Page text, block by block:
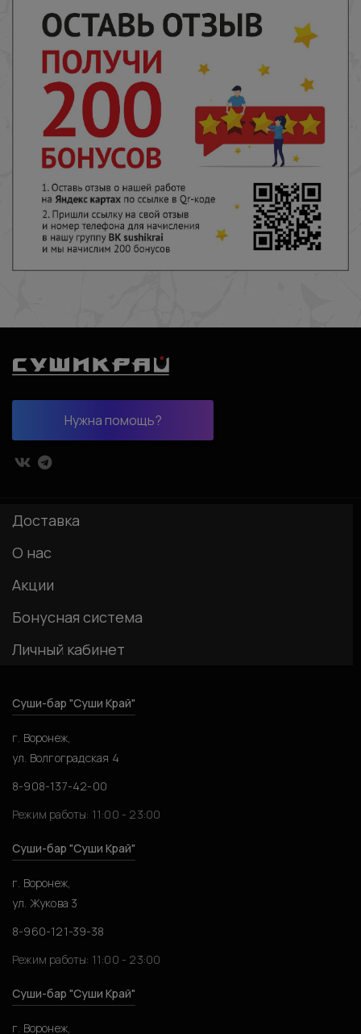
Нужна помощь?
Доставка
О нас
Акции
Бонусная система
Личный кабинет
Суши-бар "Суши Край"
г. Воронеж,
ул. Волгоградская 4
8-908-137-42-00
Режим работы: 11:00 - 23:00
Суши-бар "Суши Край"
г. Воронеж,
ул. Жукова 3
8-960-121-39-38
Режим работы: 11:00 - 23:00
Суши-бар "Суши Край"
г. Воронеж,